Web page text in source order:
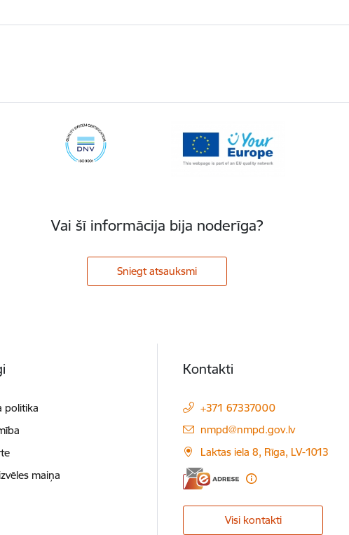
Vai šī informācija bija noderīga?
Sniegt atsauksmi
politika
maiņa
Kontakti
+371 67337000
E-pasts:
nmpd@nmpd.gov.lv
Laktas iela 8, Rīga, LV-1013
Visi kontakti